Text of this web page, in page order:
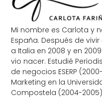
Mi nombre es Carlota y
España. Después de
a Italia en 2008 y en
vio nacer. Estudié
de negocios ESERP
Marketing en la
Compostela (2004-